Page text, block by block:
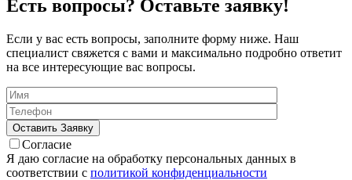
Есть вопросы? Оставьте заявку!
Если у вас есть вопросы, заполните форму ниже. Наш
специалист свяжется с вами и максимально подробно ответит
на все интересующие вас вопросы.
Согласие
Я даю согласие на обработку персональных данных в
соответствии с политикой конфиденциальности